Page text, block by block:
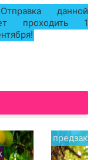
данной
проходить 1
предзаказ